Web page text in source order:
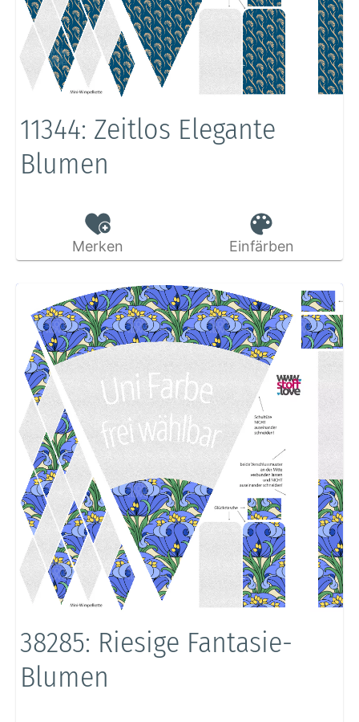
11344: Zeitlos Elegante
Blumen
Merken Einfärben
38285: Riesige Fantasie-
Blumen